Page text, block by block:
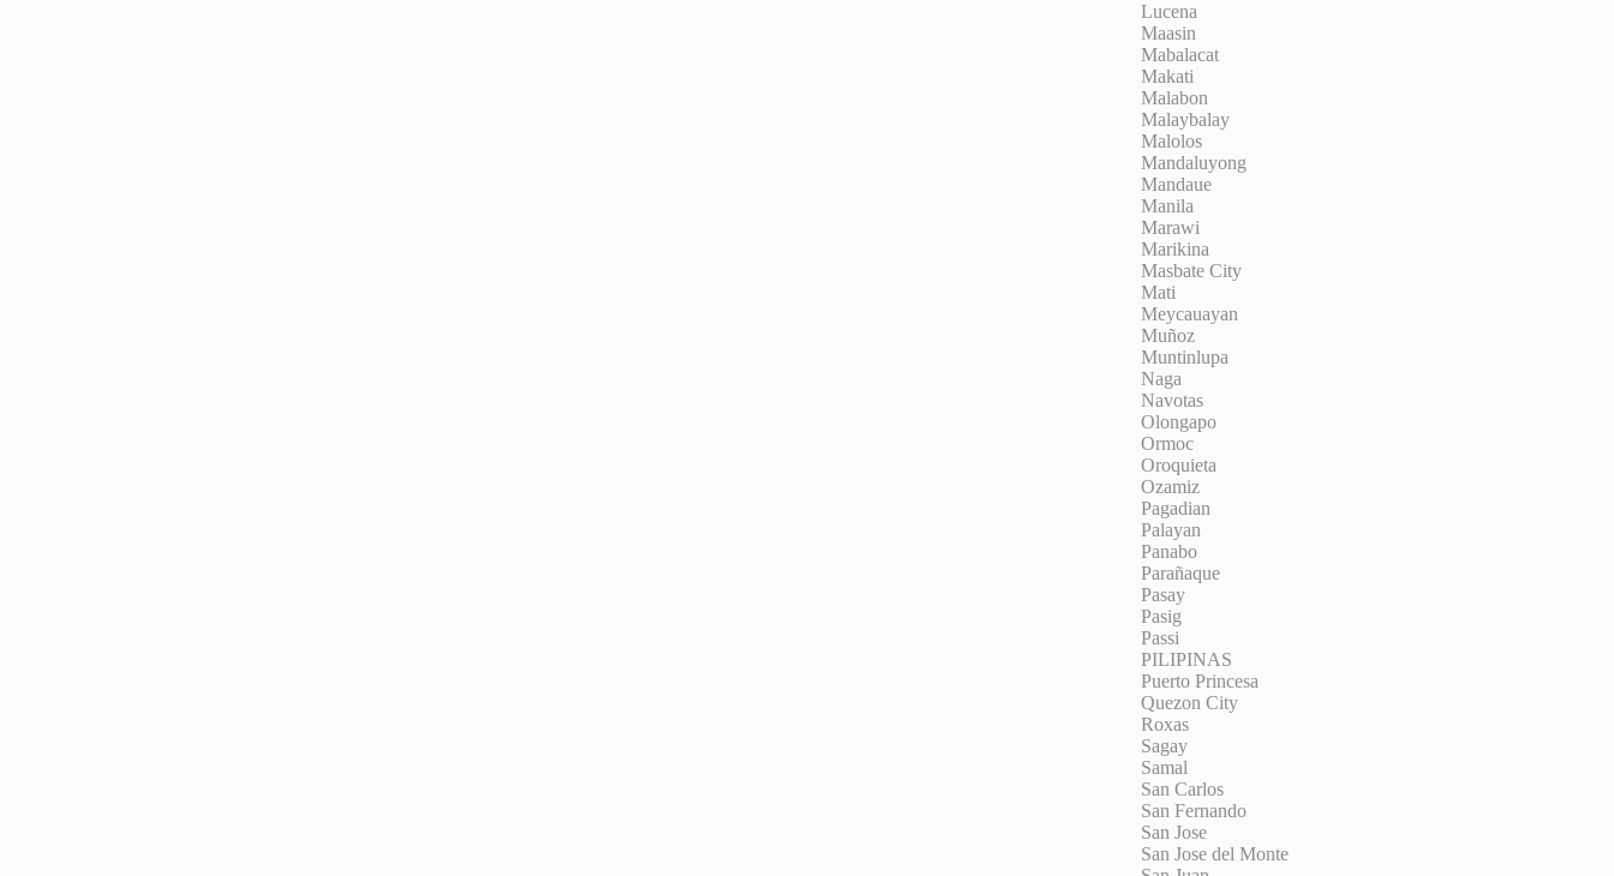
Lucena
Maasin
Mabalacat
Makati
Malabon
Malaybalay
Malolos
Mandaluyong
Mandaue
Manila
Marawi
Marikina
Masbate City
Mati
Meycauayan
Muñoz
Muntinlupa
Naga
Navotas
Olongapo
Ormoc
Oroquieta
Ozamiz
Pagadian
Palayan
Panabo
Parañaque
Pasay
Pasig
Passi
PILIPINAS
Puerto Princesa
Quezon City
Roxas
Sagay
Samal
San Carlos
San Fernando
San Jose
San Jose del Monte